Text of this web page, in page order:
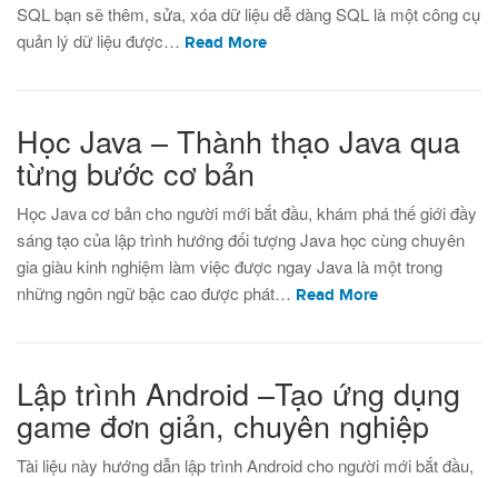
SQL bạn sẽ thêm, sửa, xóa dữ liệu dễ dàng SQL là một công cụ
quản lý dữ liệu được… Read More
Học Java – Thành thạo Java qua
từng bước cơ bản
Học Java cơ bản cho người mới bắt đầu, khám phá thế giới đầy
sáng tạo của lập trình hướng đối tượng Java học cùng chuyên
gia giàu kinh nghiệm làm việc được ngay Java là một trong
những ngôn ngữ bậc cao được phát… Read More
Lập trình Android –Tạo ứng dụng
game đơn giản, chuyên nghiệp
Tài liệu này hướng dẫn lập trình Android cho người mới bắt đầu,